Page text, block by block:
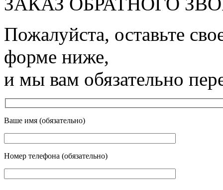
Пожалуйста, оставьте
форме ниже,
и мы вам обязательно
Ваше имя (обязательно)
Номер телефона (обязательно)